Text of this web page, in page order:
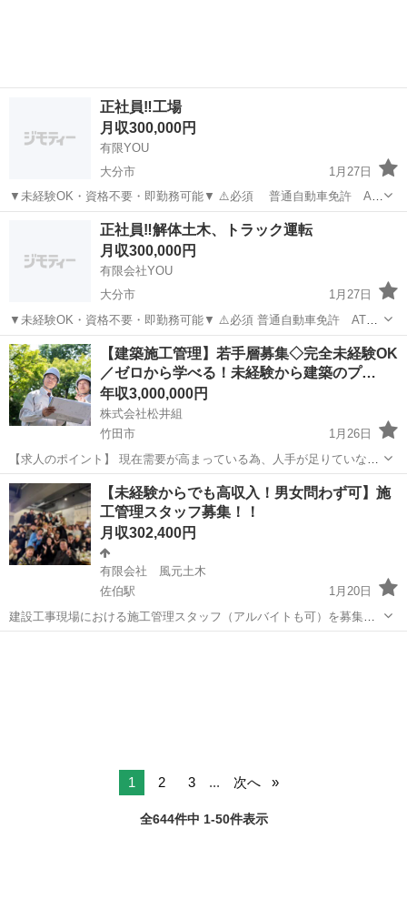
正社員‼️工場
月収300,000円
有限YOU
大分市
1月27日
▼未経験OK・資格不要・即勤務可能▼ ⚠️必須 普通自動車免許 AT
可 ◆雇用形態 正社員 ◆給与 月給 25万円〜30万円 時間外手当 深夜
手当 ◆仕事内容 プラント工 工場（新日鐵）の中でお仕...
大分市 土木 未経験
正社員‼️解体土木、トラック運転
月収300,000円
有限会社YOU
大分市
1月27日
▼未経験OK・資格不要・即勤務可能▼ ⚠️必須 普通自動車免許 AT可
◆雇用形態 正社員 ✨ ◆給与 月給 25万円〜30万円 30万円以上も頑張
り次第では可能‼️ 時間外手当 深夜手当 ◆仕事内容 ...
大分 大分市 土木 未経験
【建築施工管理】若手層募集◇完全未経験OK
／ゼロから学べる！未経験から建築のプ…
年収3,000,000円
株式会社松井組
竹田市
1月26日
【求人のポイント】 現在需要が高まっている為、人手が足りていない
状況です。 増員し、より多くの案件に対応できるように社内体制を整
える予定です。 社員の高齢化・人材不足が年々深刻化しており、特
に、40代以下の年齢層の技術...
大分 竹田市 施工管理 未経験
【未経験からでも高収入！男女問わず可】施
工管理スタッフ募集！！
月収302,400円
有限会社 風元土木
佐伯駅
1月20日
建設工事現場における施工管理スタッフ（アルバイトも可）を募集し
ております。 スキルに合わせたお仕事から始めていけますので、安心
1 2 3 ... 次へ
全644件中 1-50件表示